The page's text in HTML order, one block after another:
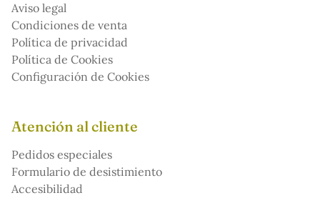
Aviso legal
Condiciones de venta
Política de privacidad
Política de Cookies
Configuración de Cookies
Atención al cliente
Pedidos especiales
Formulario de desistimiento
Accesibilidad